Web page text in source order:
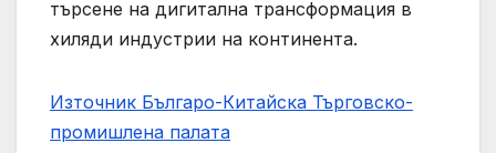
търсене на дигитална трансформация в
хиляди индустрии на континента.
Източник Българо-Китайска Търговско-
промишлена палaта